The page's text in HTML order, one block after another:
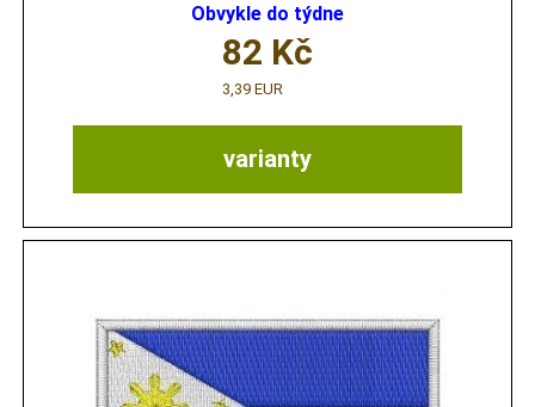
Obvykle do týdne
varianty
82 Kč
3,39 EUR